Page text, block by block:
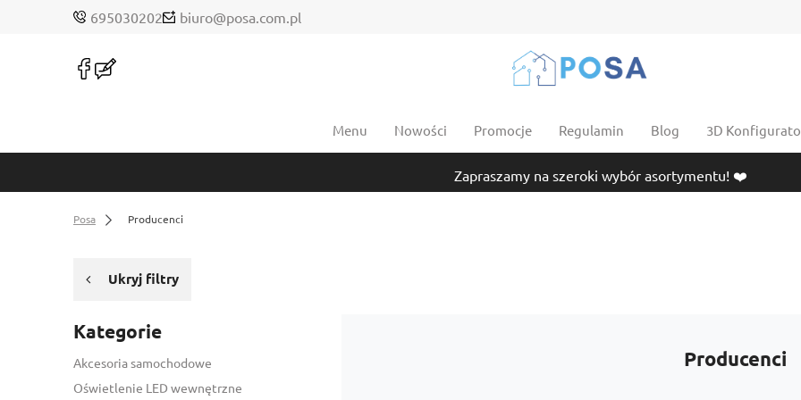
695030202 biuro@posa.com.pl
Menu Nowości Promocje Regulamin Blog 3D
Zapraszamy na szeroki wybór asortymentu! ❤️
Posa Producenci
Ukryj filtry
Kategorie
Akcesoria samochodowe
Oświetlenie LED wewnętrzne
Producenci